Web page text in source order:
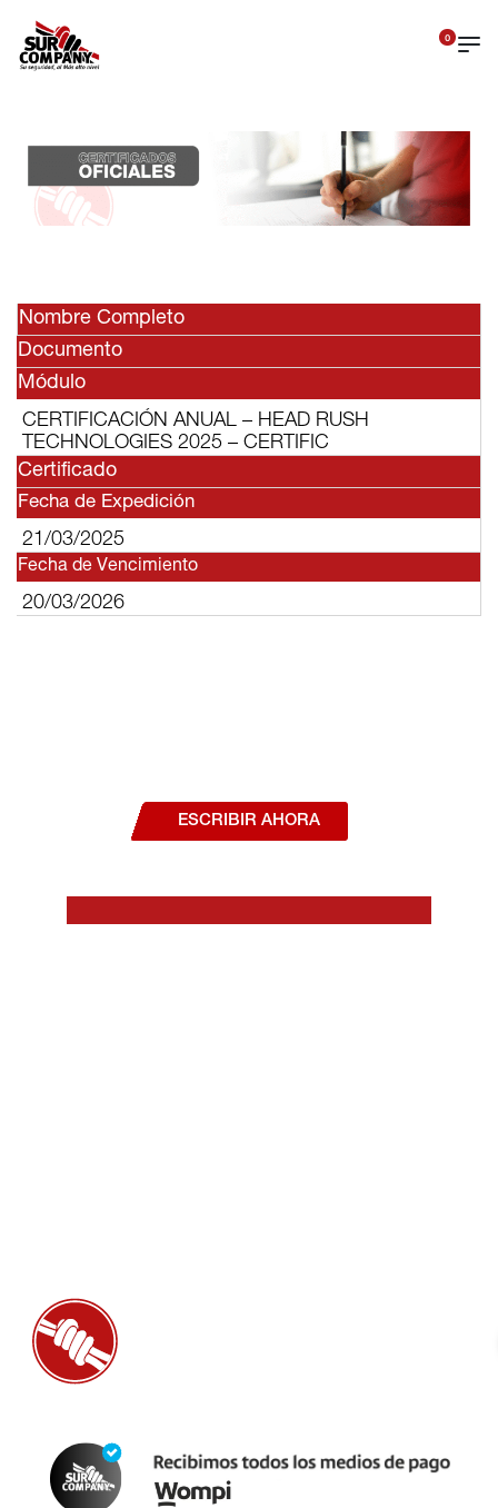
0
Nombre Completo
Documento
Módulo
CERTIFICACIÓN ANUAL – HEAD RUSH
TECHNOLOGIES 2025 – CERTIFIC
Certificado
Fecha de Expedición
21/03/2025
Fecha de Vencimiento
20/03/2026
ESCRIBIR AHORA